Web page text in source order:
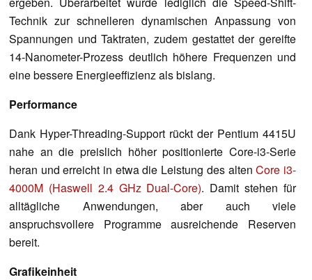
Technik zur schnelleren dynamischen Anpassung von
Spannungen und Taktraten, zudem gestattet der gereifte
14-Nanometer-Prozess deutlich höhere Frequenzen und
eine bessere Energieeffizienz als bislang.
Performance
Dank Hyper-Threading-Support rückt der Pentium 4415U
nahe an die preislich höher positionierte Core-i3-Serie
heran und erreicht in etwa die Leistung des altenCore i3-
4000M (Haswell 2.4 GHz Dual-Core). Damit stehen für
alltägliche Anwendungen, aber auch viele
anspruchsvollere Programme ausreichende Reserven
bereit.
Grafikeinheit